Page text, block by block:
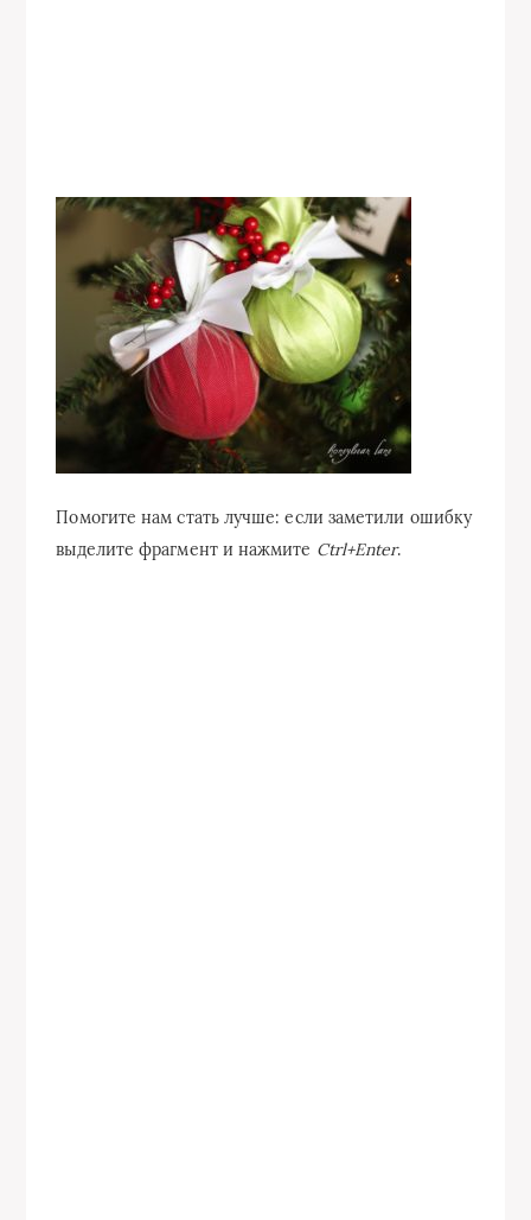
Помогите нам стать лучше: если заметили ошибку
выделите фрагмент и нажмите Ctrl+Enter.